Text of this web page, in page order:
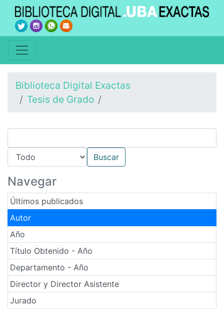
Biblioteca Digital Exactas
Tesis de Grado
Navegar
Últimos publicados
Autor
Año
Título Obtenido - Año
Departamento - Año
Director y Director Asistente
Jurado